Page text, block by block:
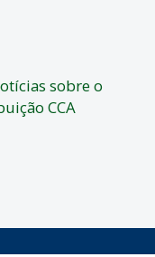
sobre o
CCA